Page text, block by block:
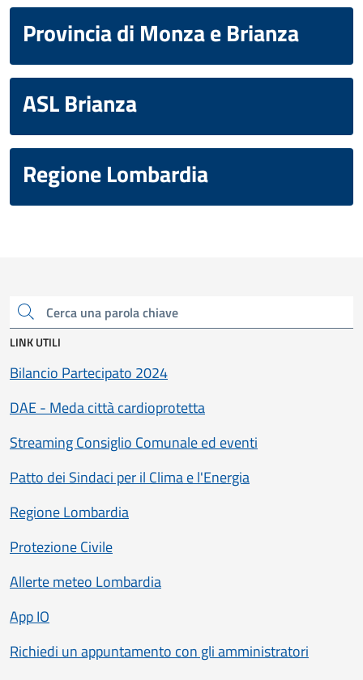
Provincia di Monza e Brianza
ASL Brianza
Regione Lombardia
Cerca una parola chiave
LINK UTILI
Bilancio Partecipato 2024
DAE - Meda città cardioprotetta
Streaming Consiglio Comunale ed eventi
Patto dei Sindaci per il Clima e l'Energia
Regione Lombardia
Protezione Civile
Allerte meteo Lombardia
App IO
Richiedi un appuntamento con gli amministratori